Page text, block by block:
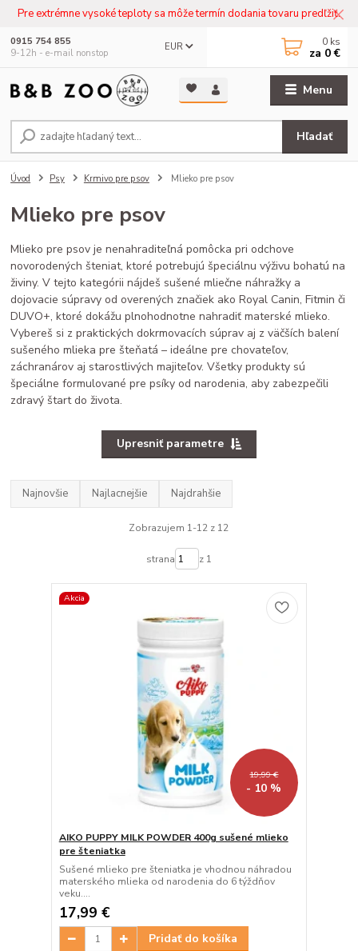
Pre extrémne vysoké teploty sa môže termín dodania tovaru predľžiť.
Menu
EUR
Hľadať
0915 754 855
9-12h - e-mail nonstop
0 ks
za 0 €
Úvod Psy Krmivo pre psov Mlieko pre psov
Mlieko pre psov
Mlieko pre psov je nenahraditeľná pomôcka pri odchove
novorodených šteniat, ktoré potrebujú špeciálnu výživu bohatú na
živiny. V tejto kategórii nájdeš sušené mliečne náhražky a
dojovacie súpravy od overených značiek ako Royal Canin, Fitmin či
DUVO+, ktoré dokážu plnohodnotne nahradiť materské mlieko.
Vybereš si z praktických dokrmovacích súprav aj z väčších balení
sušeného mlieka pre šteňatá – ideálne pre chovateľov,
záchranárov aj starostlivých majiteľov. Všetky produkty sú
špeciálne formulované pre psíky od narodenia, aby zabezpečili
zdravý štart do života.
Upresniť parametre
Najnovšie Najlacnejšie Najdrahšie
Zobrazujem 1-12 z 12
strana z 1
Akcia
19,99 €
- 10 %
AIKO PUPPY MILK POWDER 400g sušené mlieko
pre šteniatka
Sušené mlieko pre šteniatka je vhodnou náhradou
materského mlieka od narodenia do 6 týždňov
veku....
17,99 €
Pridať do košíka